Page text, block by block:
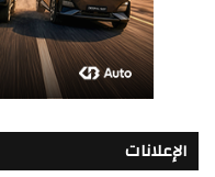
الإعلانات